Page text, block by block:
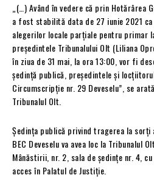
„(…) Având în vedere că prin Hotărârea
a fost stabilită data de 27 iunie 2021
alegerilor locale parţiale pentru primar
preşedintele Tribunalului Olt (Liliana
în ziua de 31 mai, la ora 13:00, vor fi
şedinţă publică, preşedintele şi
Circumscripţie nr. 29 Deveselu”, se
Tribunalul Olt.
Şedinţa publică privind tragerea la
BEC Deveselu va avea loc la Tribunalul
Mânăstirii, nr. 2, sala de şedinţe nr. 4,
acces în Palatul de Justiţie.